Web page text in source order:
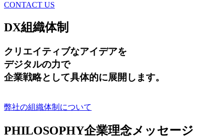
CONTACT US
DX組織体制
クリエイティブなアイデアを
デジタルの力で
企業戦略として具体的に展開します。
弊社の組織体制について
PHILOSOPHY企業理念メッセージ